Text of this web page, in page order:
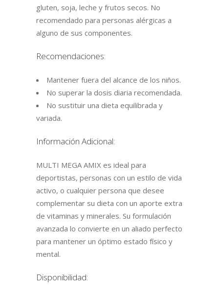
gluten, soja, leche y frutos secos. No
recomendado para personas alérgicas a
alguno de sus componentes.
Recomendaciones:
Mantener fuera del alcance de los niños.
No superar la dosis diaria recomendada.
No sustituir una dieta equilibrada y
variada.
Información Adicional:
MULTI MEGA AMIX es ideal para
deportistas, personas con un estilo de vida
activo, o cualquier persona que desee
complementar su dieta con un aporte extra
de vitaminas y minerales. Su formulación
avanzada lo convierte en un aliado perfecto
para mantener un óptimo estado físico y
mental.
Disponibilidad: